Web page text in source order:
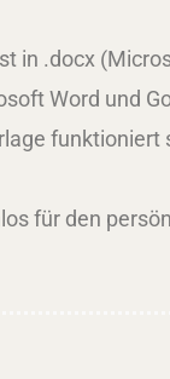
in .docx
Word und
funktioniert
für den